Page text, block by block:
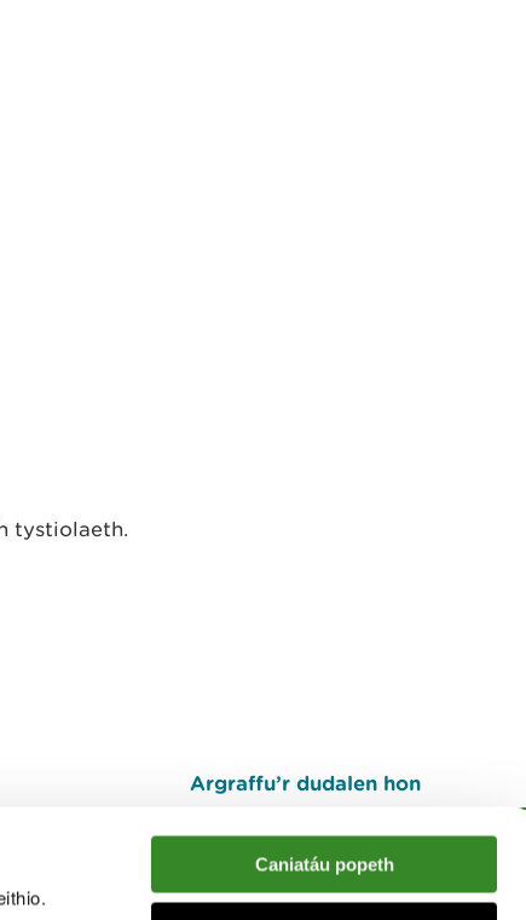
Caniatáu popeth
tystiolaeth.
Argraffu’r dudalen hon
I fyny